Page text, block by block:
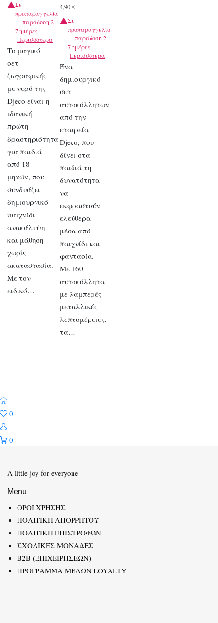
Σε
προπαραγγελία
— παράδοση 2–
7 ημέρες.
Περισσότερα
Το μαγικό
σετ
ζωγραφικής
με νερό της
Djeco είναι η
ιδανική
πρώτη
δραστηριότητα
για παιδιά
από 18
μηνών, που
συνδυάζει
δημιουργικό
παιχνίδι,
ανακάλυψη
και μάθηση
χωρίς
ακαταστασία.
Με τον
ειδικό…
4,90€
Σε
προπαραγγελία
— παράδοση 2–
7 ημέρες.
Περισσότερα
Ένα
δημιουργικό
σετ
αυτοκόλλητων
από την
εταιρεία
Djeco, που
δίνει στα
παιδιά τη
δυνατότητα
να
εκφραστούν
ελεύθερα
μέσα από
παιχνίδι και
φαντασία.
Με 160
αυτοκόλλητα
με λαμπερές
μεταλλικές
λεπτομέρειες,
τα…
0
0
A little joy for everyone
Menu
ΟΡΟΙ ΧΡΗΣΗΣ
ΠΟΛΙΤΙΚΗ ΑΠΟΡΡΗΤΟΥ
ΠΟΛΙΤΙΚΗ ΕΠΙΣΤΡΟΦΩΝ
ΣΧΟΛΙΚΕΣ ΜΟΝΑΔΕΣ
B2B (ΕΠΙΧΕΙΡΗΣΕΩΝ)
ΠΡΟΓΡΑΜΜΑ ΜΕΛΩΝ LOYALTY